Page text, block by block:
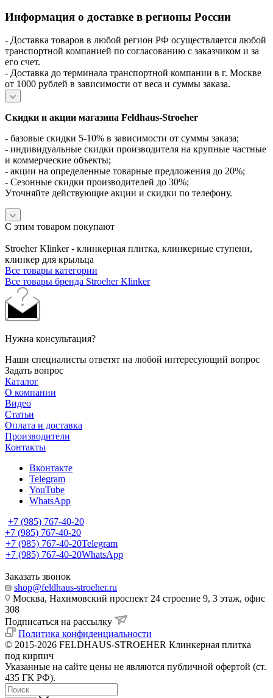
Информация о доставке в регионы России
- Доставка товаров в любой регион РФ осуществляется любой
транспортной компанией по согласованию с заказчиком и за
его счет.
- Доставка до терминала транспортной компании в г. Москве
от 1000 рублей в зависимости от веса и суммы заказа.
Скидки и акции магазина Feldhaus-Stroeher
- базовые скидки 5-10% в зависимости от суммы заказа;
- индивидуальные скидки производителя на крупные частные
и коммерческие объекты;
- акции на определенные товарные предложения до 20%;
- Сезонные скидки производителей до 30%;
Уточняйте действующие акции и скидки по телефону.
С этим товаром покупают
Stroeher Klinker - клинкерная плитка, клинкерные ступени,
клинкер для крыльца
Все товары категории
Все товары бренда Stroeher Klinker
Нужна консультация?
Наши специалисты ответят на любой интересующий вопрос
Задать вопрос
Каталог
О компании
Видео
Статьи
Оплата и доставка
Производители
Контакты
Вконтакте
Telegram
YouTube
WhatsApp
+7 (985) 767-40-20
+7 (985) 767-40-20
+7 (985) 767-40-20Telegram
+7 (985) 767-40-20WhatsApp
Заказать звонок
shop@feldhaus-stroeher.ru
Москва, Нахимовский проспект 24 строение 9, 3 этаж, офис
308
Подписаться на рассылку
Политика конфиденциальности
© 2015-2026 FELDHAUS-STROEHER Клинкерная плитка
под кирпич
Указанные на сайте цены не являются публичной офертой (ст.
435 ГК РФ).